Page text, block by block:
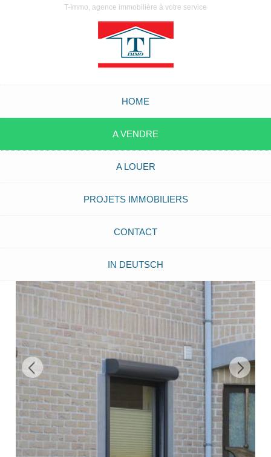
T-Immo, agence immobilière à votre service
HOME
A VENDRE
A LOUER
PROJETS IMMOBILIERS
CONTACT
IN DEUTSCH